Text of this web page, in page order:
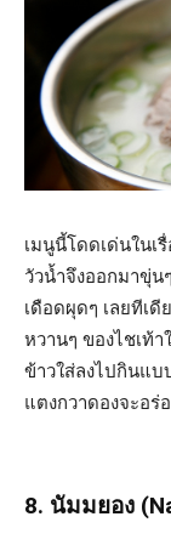
เมนูนี้โดดเด่นในเ
วัวน้ำจึงออกมาขุ่น
เดือดผุดๆ เลยทีเ
หวานๆ ของไชเท้
ข้าวใส่ลงไปกินแบ
แตงกวาดองจะอร่
8. นัมมยอง